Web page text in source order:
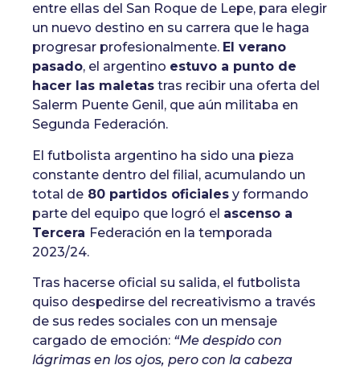
entre ellas del San Roque de Lepe, para elegir
un nuevo destino en su carrera que le haga
progresar profesionalmente. El verano
pasado, el argentino estuvo a punto de
hacer las maletas tras recibir una oferta del
Salerm Puente Genil, que aún militaba en
Segunda Federación.
El futbolista argentino ha sido una pieza
constante dentro del filial, acumulando un
total de 80 partidos oficiales y formando
parte del equipo que logró el ascenso a
Tercera Federación en la temporada
2023/24.
Tras hacerse oficial su salida, el futbolista
quiso despedirse del recreativismo a través
de sus redes sociales con un mensaje
cargado de emoción: “Me despido con
lágrimas en los ojos, pero con la cabeza